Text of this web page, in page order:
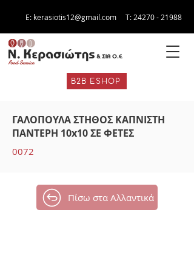
E: kerasiotis12@gmail.com Τ: 24270 - 21988
B2B ESHOP
ΓΑΛΟΠΟΥΛΑ ΣΤΗΘΟΣ ΚΑΠΝΙΣΤΗ
ΠΑΝΤΕΡΗ 10x10 ΣΕ ΦΕΤΕΣ
0072
Πίσω στα Αλλαντικά